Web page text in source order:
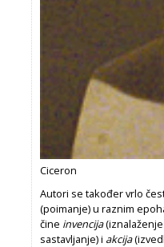
Ciceron
Autori se također vrlo
(poimanje) u raznim
čine invencija
sastavljanje) i akcija